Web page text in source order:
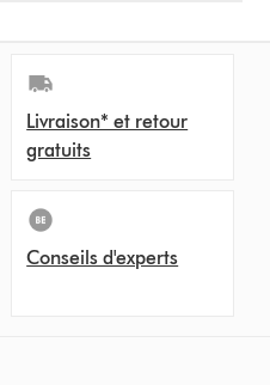
Livraison* et retour
gratuits
Conseils d'experts